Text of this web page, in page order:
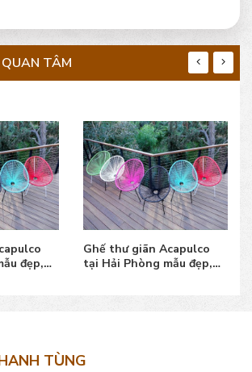
TÂM
đẹp,
Ghế thư giãn Acapulco
tại Hải Phòng mẫu đẹp,
TÙNG